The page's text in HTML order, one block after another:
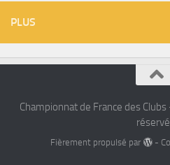
PLUS
Championnat de France des
Fièrement propulsé par -